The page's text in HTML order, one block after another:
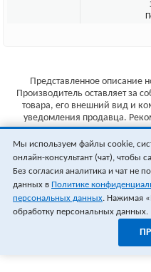
Представленное описание
Производитель оставляет за
товара, его внешний вид и
уведомления продавца.
характеристики
Указанные цены не
Стоимость и наличие
Мы используем файлы cookie,
онлайн-консультант (чат), чтобы
Без согласия аналитика и чат не
данных в Политике
персональных данных. Нажимая
обработку персональных данных.